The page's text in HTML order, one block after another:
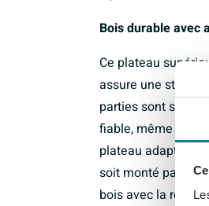
Bois durable avec
Ce plateau
assure une
parties sont
fiable, même en
plateau adapté
soit monté par un
bois avec la